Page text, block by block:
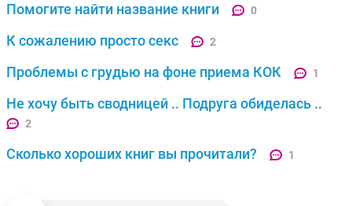
Помогите найти название книги 0
К сожалению просто секс 2
Проблемы с грудью на фоне приема КОК 1
Не хочу быть сводницей .. Подруга обиделась ..
2
Сколько хороших книг вы прочитали? 1